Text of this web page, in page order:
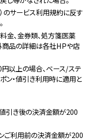
商品の詳細は各社HPや店
ン・値引き利用時に適用と